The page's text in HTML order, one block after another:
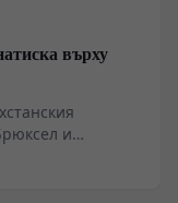
върху
и
дълбока